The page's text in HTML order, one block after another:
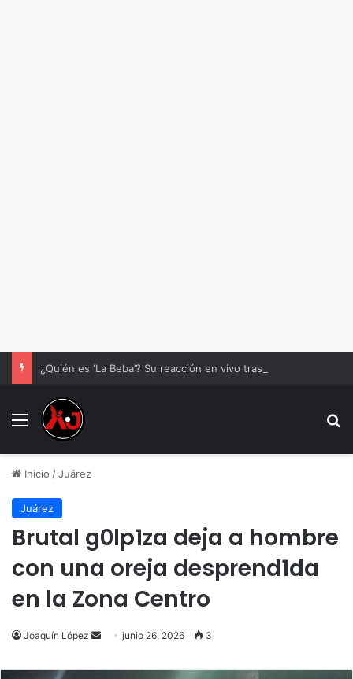
Menu
Inicio /Juárez
Juárez
Brutal g0lp1za deja a hombre
con una oreja desprend1da
en la Zona Centro
Joaquín López
Send
email
junio 26, 2026 3